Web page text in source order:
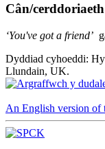
Cân/cerddoriaeth
‘You've got a friend’
Dyddiad cyhoeddi:
Llundain, UK.
An English version of